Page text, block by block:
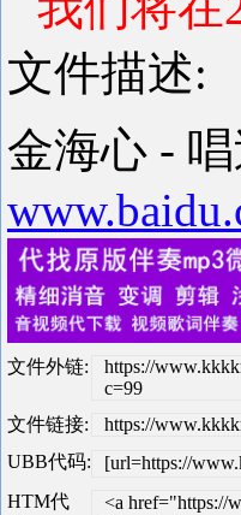
文件描述:
金海心 -
文件外链:
https://
c=99
文件链接:
https://
UBB代码:
[url=https://
HTM代
<a href="https://